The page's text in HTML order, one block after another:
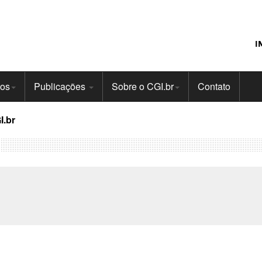
Publicações Sobre o CGI.br Contato